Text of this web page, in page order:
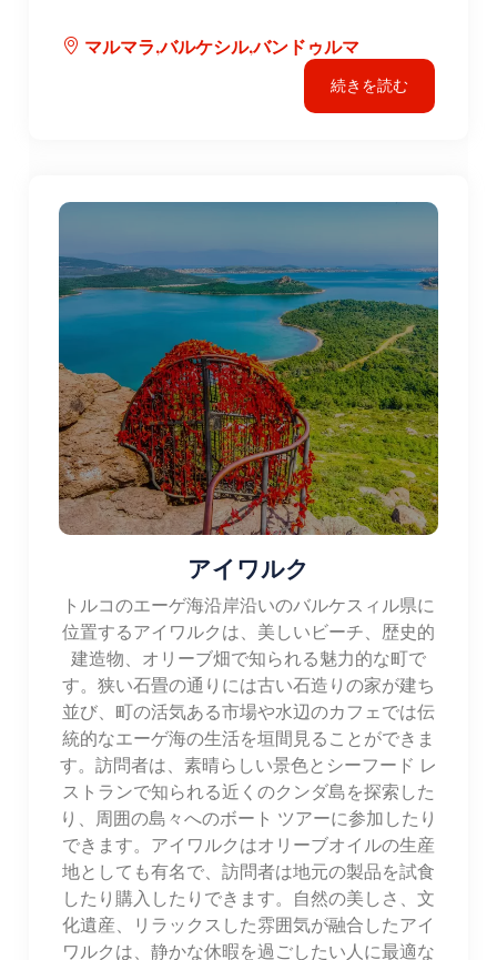
マルマラ,バルケシル,バンドゥルマ
続きを読む
アイワルク
トルコのエーゲ海沿岸沿いのバルケスィル県に
位置するアイワルクは、美しいビーチ、歴史的
建造物、オリーブ畑で知られる魅力的な町で
す。狭い石畳の通りには古い石造りの家が建ち
並び、町の活気ある市場や水辺のカフェでは伝
統的なエーゲ海の生活を垣間見ることができま
す。訪問者は、素晴らしい景色とシーフード レ
ストランで知られる近くのクンダ島を探索した
り、周囲の島々へのボート ツアーに参加したり
できます。アイワルクはオリーブオイルの生産
地としても有名で、訪問者は地元の製品を試食
したり購入したりできます。自然の美しさ、文
化遺産、リラックスした雰囲気が融合したアイ
ワルクは、静かな休暇を過ごしたい人に最適な